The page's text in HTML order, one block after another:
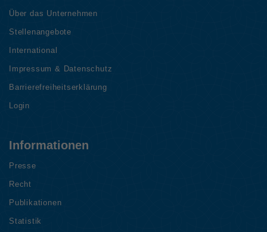
Über das Unternehmen
Stellenangebote
International
Impressum & Datenschutz
Barrierefreiheitserklärung
Login
Informationen
Presse
Recht
Publikationen
Statistik